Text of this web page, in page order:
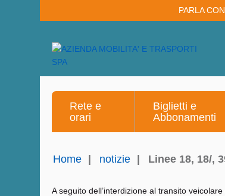
PARLA
Rete e
orari
Biglietti e
Abbonamenti
Home notizie Linee 18, 18/,
A seguito dell’interdizione al transito veicolare